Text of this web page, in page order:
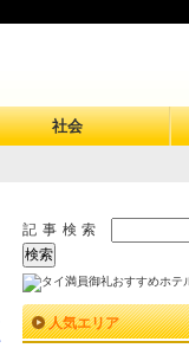
社会
記事検索